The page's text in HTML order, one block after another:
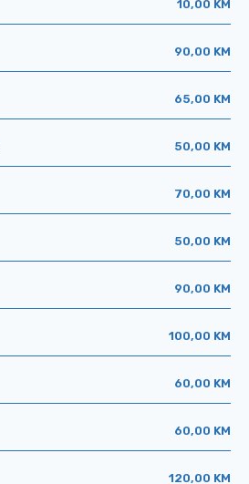
10,00 KM
90,00 KM
65,00 KM
50,00 KM
70,00 KM
50,00 KM
90,00 KM
100,00 KM
60,00 KM
60,00 KM
120,00 KM